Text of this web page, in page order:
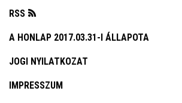
RSS
A HONLAP 2017.03.31-I ÁLLAPOTA
JOGI NYILATKOZAT
IMPRESSZUM